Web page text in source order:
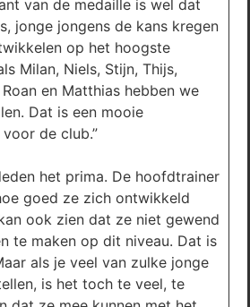
van de medaille is wel dat
jonge jongens de kans kregen
op het hoogste
Milan, Niels, Stijn, Thijs,
en Matthias hebben we
Dat is een mooie
de club.”
het prima. De hoofdtrainer
goed ze zich ontwikkeld
ook zien dat ze niet gewend
te maken op dit niveau. Dat is
als je veel van zulke jonge
is het toch te veel, te